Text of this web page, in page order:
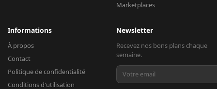
Marketplaces
Informations
À propos
Contact
Politique de confidentialité
Conditions d'utilisation
Newsletter
Recevez nos bons plans chaque
semaine.